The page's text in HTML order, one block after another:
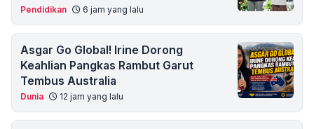
Pendidikan 6 jam yang lalu
Asgar Go Global! Irine Dorong
Keahlian Pangkas Rambut Garut
Tembus Australia
Dunia 12 jam yang lalu